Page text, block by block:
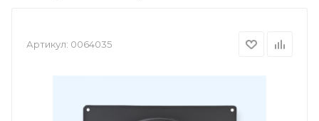
Артикул: 0064035